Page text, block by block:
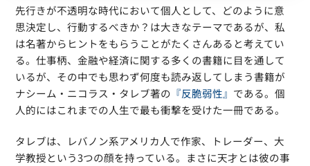
先行きが不透明な時代において個人として、どのように意
思決定し、行動するべきか？は大きなテーマであるが、私
は名著からヒントをもらうことがたくさんあると考えてい
る。仕事柄、金融や経済に関する多くの書籍に目を通して
いるが、その中でも思わず何度も読み返してしまう書籍が
ナシーム・ニコラス・タレブ著の 『反脆弱性』 である。個
人的にはこれまでの人生で最も衝撃を受けた一冊である。
タレブは、レバノン系アメリカ人で作家、トレーダー、大
学教授という3つの顔を持っている。まさに天才とは彼の事